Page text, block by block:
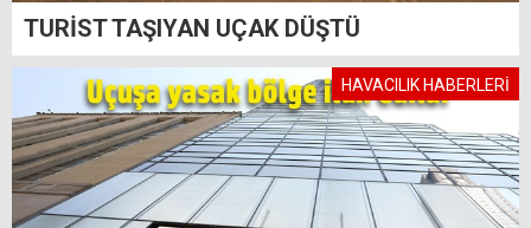
TURİST TAŞIYAN UÇAK DÜŞTÜ
HAVACILIK HABERLERİ